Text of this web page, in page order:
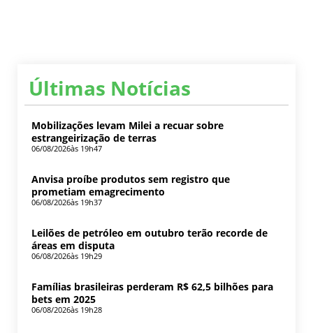
Últimas Notícias
Mobilizações levam Milei a recuar sobre
estrangeirização de terras
06/08/2026às 19h47
Anvisa proíbe produtos sem registro que
prometiam emagrecimento
06/08/2026às 19h37
Leilões de petróleo em outubro terão recorde de
áreas em disputa
06/08/2026às 19h29
Famílias brasileiras perderam R$ 62,5 bilhões para
bets em 2025
06/08/2026às 19h28